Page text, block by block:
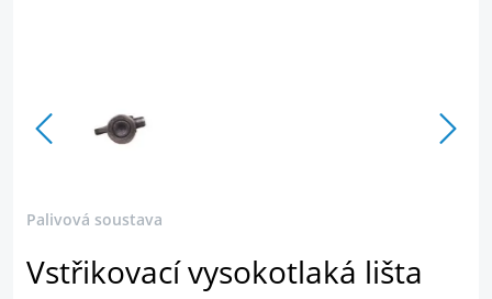
Palivová soustava
Vstřikovací vysokotlaká lišta